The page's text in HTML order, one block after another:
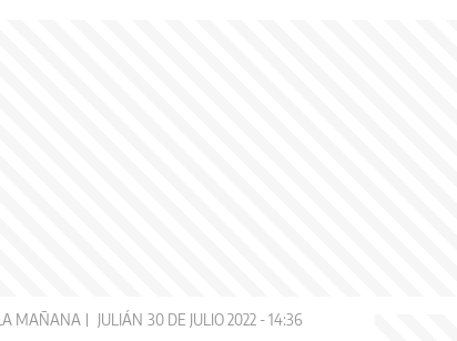
MAÑANA JULIÁN 30 DE JULIO 2022 - 14:36